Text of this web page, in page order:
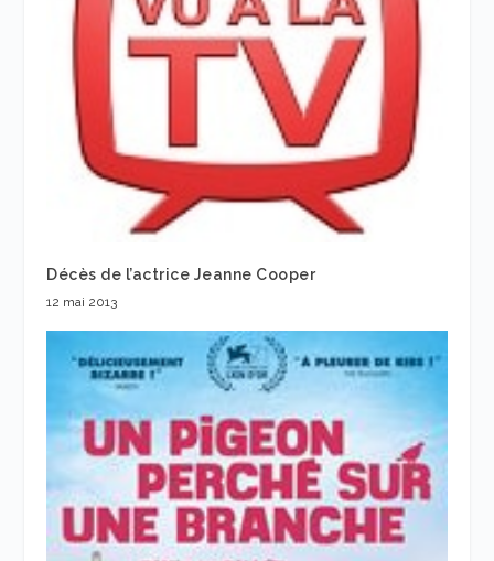
Décès de l’actrice Jeanne Cooper
12 mai 2013